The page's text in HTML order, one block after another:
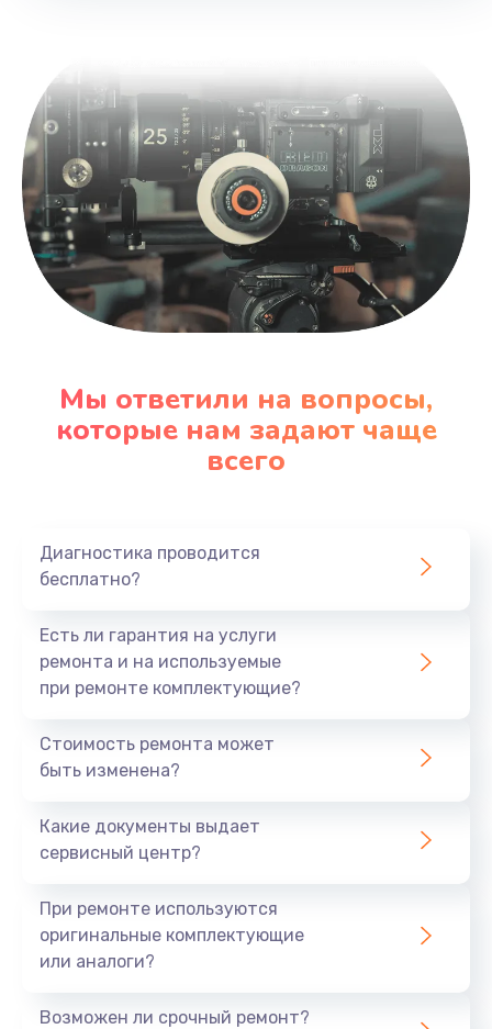
Мы ответили на вопросы,
которые нам задают чаще
всего
Диагностика проводится
бесплатно?
Есть ли гарантия на услуги
ремонта и на используемые
при ремонте комплектующие?
Стоимость ремонта может
быть изменена?
Какие документы выдает
сервисный центр?
При ремонте используются
оригинальные комплектующие
или аналоги?
Возможен ли срочный ремонт?